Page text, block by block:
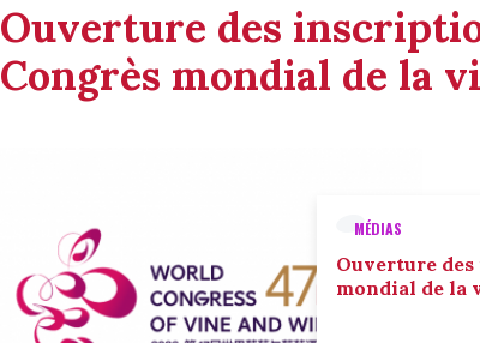
Ouverture des
Congrès mondial de la
MÉDIAS
Ouverture
mondial de la